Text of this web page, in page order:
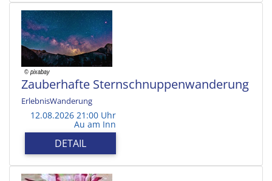
Zauberhafte Sternschnuppenwanderung
ErlebnisWanderung
12.08.2026 21:00 Uhr
Au am Inn
DETAIL